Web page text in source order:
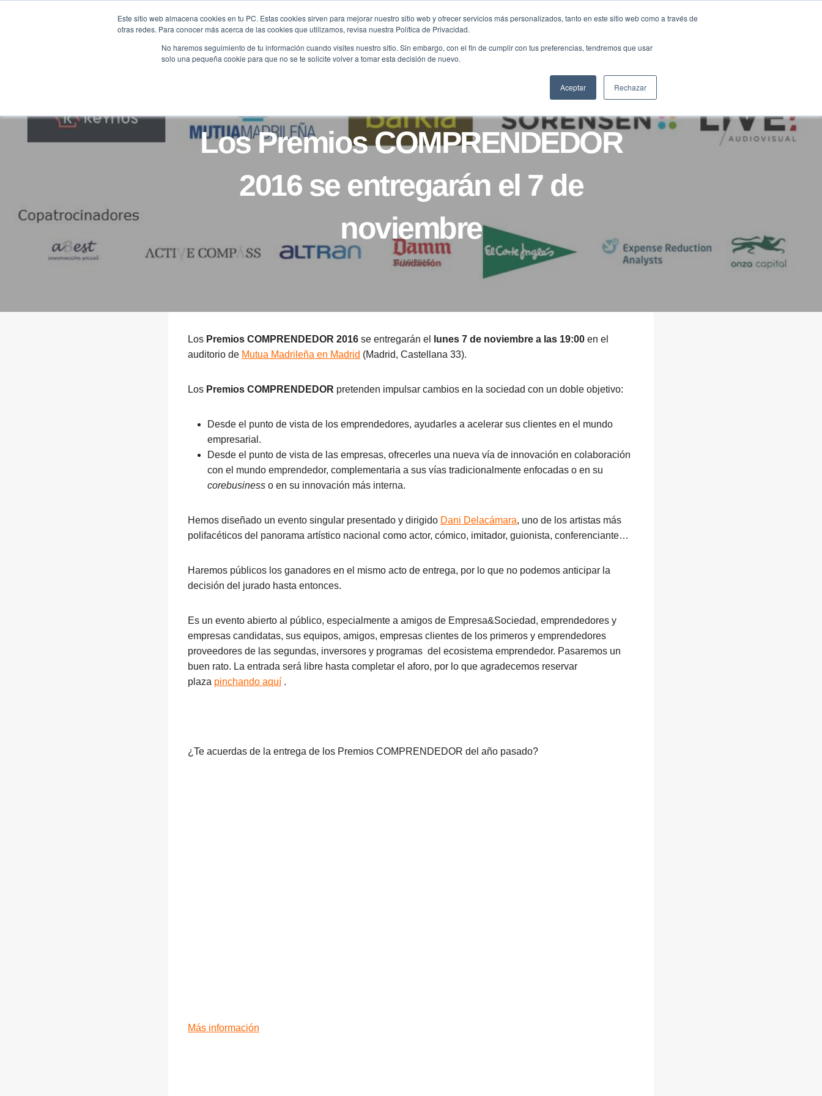
Este sitio web almacena cookies en tu PC. Estas cookies sirven para mejorar nuestro sitio web y ofrecer servicios más personalizados, tanto en este sitio web como a través de
otras redes. Para conocer más acerca de las cookies que utilizamos, revisa nuestra Política de Privacidad.
No haremos seguimiento de tu información cuando visites nuestro sitio. Sin embargo, con el fin de cumplir con tus preferencias, tendremos que usar
solo una pequeña cookie para que no se te solicite volver a tomar esta decisión de nuevo.
Aceptar Rechazar
HOME B2B FILANTROPÍA LONGEVIDAD
Los Premios COMPRENDEDOR
2016 se entregarán el 7 de
noviembre
11/10/2016
Los Premios COMPRENDEDOR 2016 se entregarán el lunes 7 de noviembre a las 19:00 en el
auditorio de Mutua Madrileña en Madrid (Madrid, Castellana 33).
Los Premios COMPRENDEDOR pretenden impulsar cambios en la sociedad con un doble objetivo:
Desde el punto de vista de los emprendedores, ayudarles a acelerar sus clientes en el mundo
empresarial.
Desde el punto de vista de las empresas, ofrecerles una nueva vía de innovación en colaboración
con el mundo emprendedor, complementaria a sus vías tradicionalmente enfocadas o en su
corebusiness o en su innovación más interna.
Hemos diseñado un evento singular presentado y dirigido Dani Delacámara, uno de los artistas más
polifacéticos del panorama artístico nacional como actor, cómico, imitador, guionista, conferenciante…
Haremos públicos los ganadores en el mismo acto de entrega, por lo que no podemos anticipar la
decisión del jurado hasta entonces.
Es un evento abierto al público, especialmente a amigos de Empresa&Sociedad, emprendedores y
empresas candidatas, sus equipos, amigos, empresas clientes de los primeros y emprendedores
proveedores de las segundas, inversores y programas del ecosistema emprendedor. Pasaremos un
buen rato. La entrada será libre hasta completar el aforo, por lo que agradecemos reservar
plaza pinchando aquí .
¿Te acuerdas de la entrega de los Premios COMPRENDEDOR del año pasado?
Más información